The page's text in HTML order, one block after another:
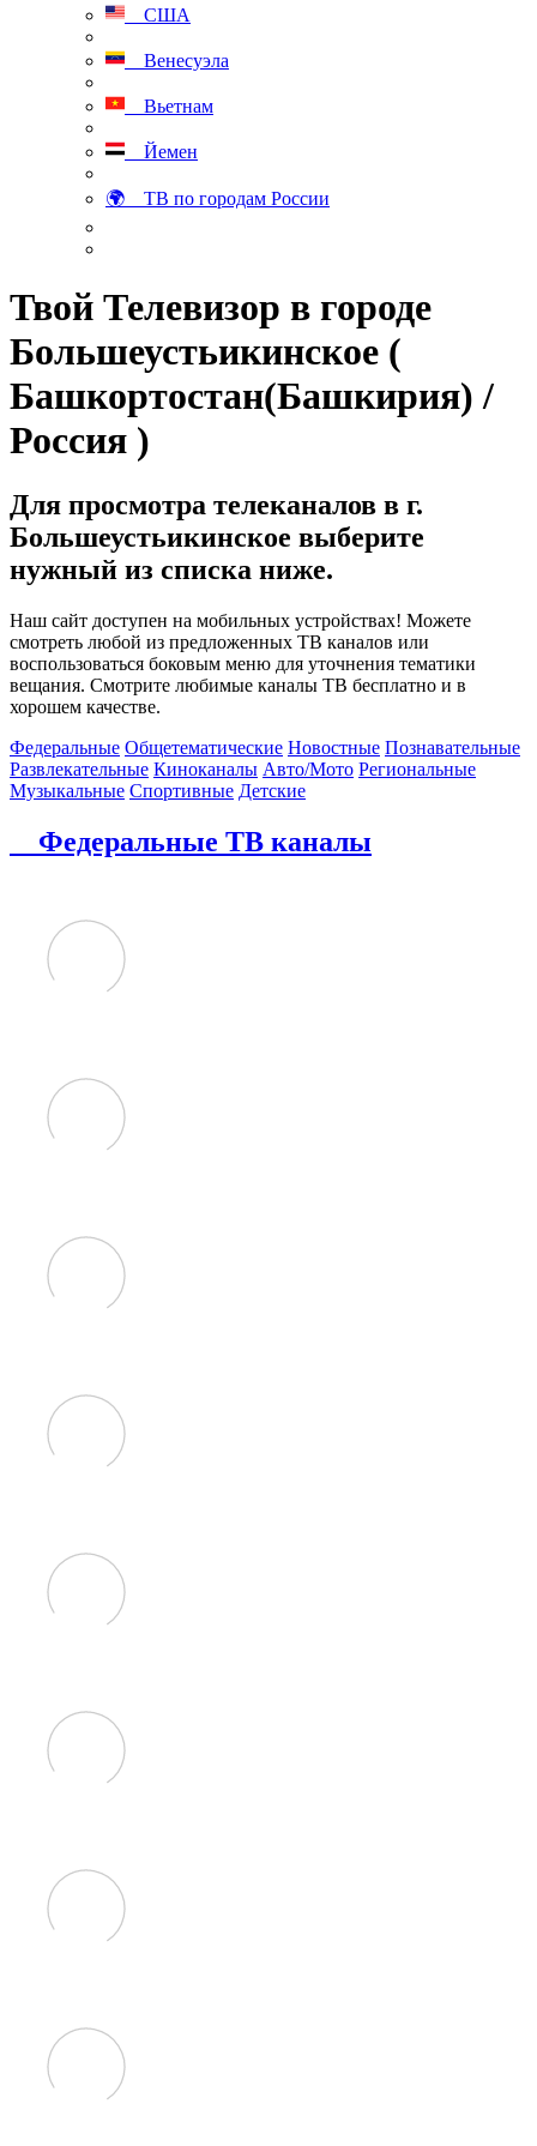
США
Венесуэла
Вьетнам
Йемен
🌍 ТВ по городам России
Твой Телевизор в городе
Большеустьикинское (
Башкортостан(Башкирия) /
Россия )
Для просмотра телеканалов в г.
Большеустьикинское выберите
нужный из списка ниже.
Наш сайт доступен на мобильных устройствах! Можете
смотреть любой из предложенных ТВ каналов или
воспользоваться боковым меню для уточнения тематики
вещания. Смотрите любимые каналы ТВ бесплатно и в
хорошем качестве.
Федеральные Общетематические Новостные Познавательные
Развлекательные Киноканалы Авто/Мото Региональные
Музыкальные Спортивные Детские
Федеральные ТВ каналы